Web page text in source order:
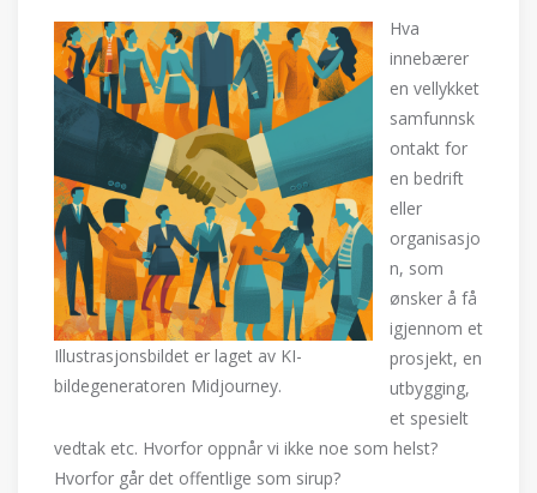
Illustrasjonsbildet er laget av KI-
bildegeneratoren Midjourney.
Hva
innebærer
en vellykket
samfunnsk
ontakt for
en bedrift
eller
organisasjo
n, som
ønsker å få
igjennom et
prosjekt, en
utbygging,
et spesielt
vedtak etc. Hvorfor oppnår vi ikke noe som helst?
Hvorfor går det offentlige som sirup?